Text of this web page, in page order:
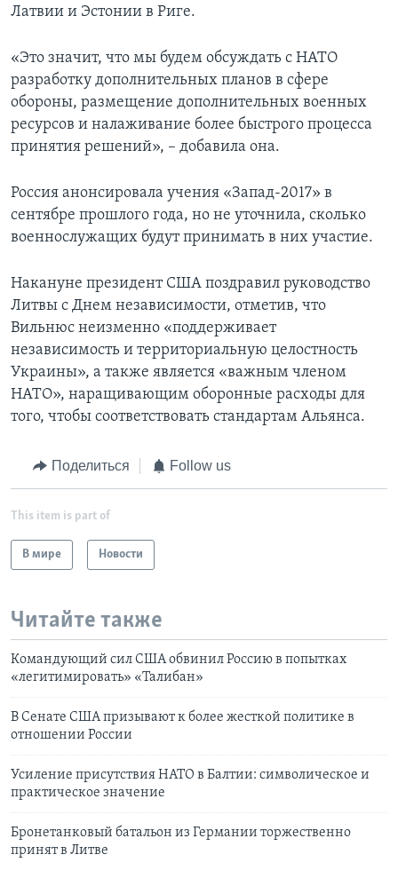
Латвии и Эстонии в Риге.
«Это значит, что мы будем обсуждать с НАТО
разработку дополнительных планов в сфере
обороны, размещение дополнительных военных
ресурсов и налаживание более быстрого процесса
принятия решений», – добавила она.
Россия анонсировала учения «Запад-2017» в
сентябре прошлого года, но не уточнила, сколько
военнослужащих будут принимать в них участие.
Накануне президент США поздравил руководство
Литвы с Днем независимости, отметив, что
Вильнюс неизменно «поддерживает
независимость и территориальную целостность
Украины», а также является «важным членом
НАТО», наращивающим оборонные расходы для
того, чтобы соответствовать стандартам Альянса.
Поделиться Follow us
This item is part of
В мире Новости
Читайте также
Командующий сил США обвинил Россию в попытках
«легитимировать» «Талибан»
В Cенате США призывают к более жесткой политике в
отношении России
Усиление присутствия НАТО в Балтии: символическое и
практическое значение
Бронетанковый батальон из Германии торжественно
принят в Литве